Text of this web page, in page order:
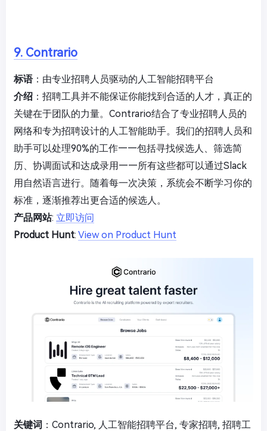
9. Contrario
标语：由专业招聘人员驱动的人工智能招聘平台
介绍 ：招聘工具并不能保证你能找到合适的人才，真正的
关键在于团队的力量。Contrario结合了专业招聘人员的
网络和专为招聘设计的人工智能助手。我们的招聘人员和
助手可以处理90%的工作——包括寻找候选人、筛选简
历、协调面试和达成录用——所有这些都可以通过Slack
用自然语言进行。随着每一次决策，系统会不断学习你的
标准，逐渐推荐出更合适的候选人。
产品网站: 立即访问
Product Hunt: View on Product Hunt
关键词 ：Contrario, 人工智能招聘平台, 专家招聘, 招聘工